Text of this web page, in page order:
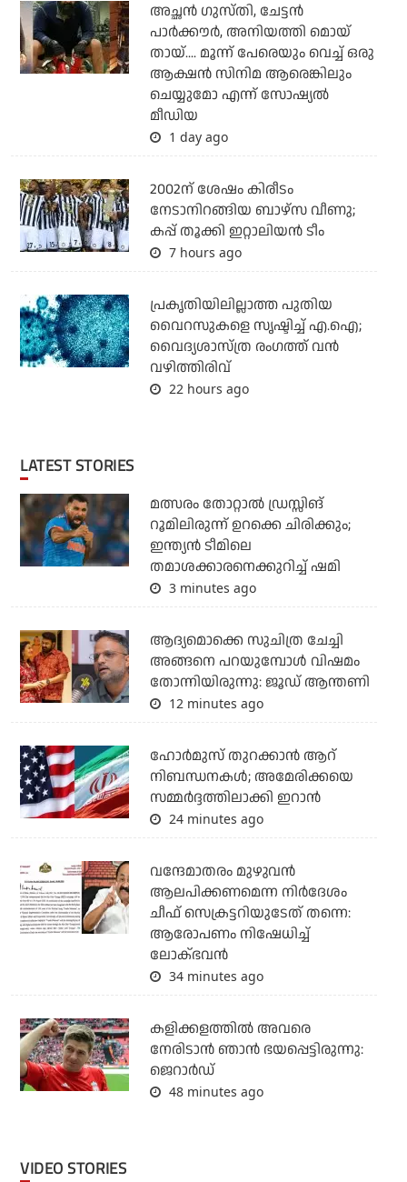
അച്ഛന്‍ ഗുസ്തി, ചേട്ടന്‍
പാര്‍ക്കൗര്‍, അനിയത്തി മൊയ്
തായ്.... മൂന്ന് പേരെയും വെച്ച് ഒരു
ആക്ഷന്‍ സിനിമ ആരെങ്കിലും
ചെയ്യുമോ എന്ന് സോഷ്യല്‍
മീഡിയ
1 day ago
2002ന് ശേഷം കിരീടം
നേടാനിറങ്ങിയ ബാഴ്സ വീണു;
കപ്പ് തൂക്കി ഇറ്റാലിയൻ ടീം
7 hours ago
പ്രകൃതിയിലില്ലാത്ത പുതിയ
വൈറസുകളെ സൃഷ്ടിച്ച് എ.ഐ;
വൈദ്യശാസ്ത്ര രംഗത്ത് വന്‍
വഴിത്തിരിവ്
22 hours ago
LATEST STORIES
മത്സരം തോറ്റാല്‍ ഡ്രസ്സിങ്
റൂമിലിരുന്ന് ഉറക്കെ ചിരിക്കും;
ഇന്ത്യന്‍ ടീമിലെ
തമാശക്കാരനെക്കുറിച്ച് ഷമി
3 minutes ago
ആദ്യമൊക്കെ സുചിത്ര ചേച്ചി
അങ്ങനെ പറയുമ്പോൾ വിഷമം
തോന്നിയിരുന്നു: ജൂഡ് ആന്തണി
12 minutes ago
ഹോര്‍മുസ് തുറക്കാന്‍ ആറ്
നിബന്ധനകള്‍; അമേരിക്കയെ
സമ്മര്‍ദ്ദത്തിലാക്കി ഇറാന്‍
24 minutes ago
വന്ദേമാതരം മുഴുവന്‍
ആലപിക്കണമെന്ന നിര്‍ദേശം
ചീഫ് സെക്രട്ടറിയുടേത് തന്നെ:
ആരോപണം നിഷേധിച്ച്
ലോക്ഭവന്‍
34 minutes ago
കളിക്കളത്തില്‍ അവരെ
നേരിടാന്‍ ഞാന്‍ ഭയപ്പെട്ടിരുന്നു:
ജെറാര്‍ഡ്
48 minutes ago
VIDEO STORIES